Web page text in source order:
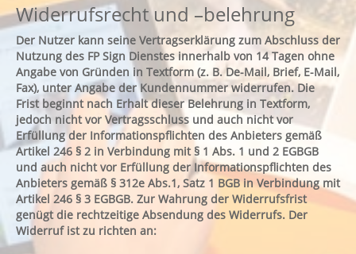
Widerrufsrecht und –belehrung
Der Nutzer kann seine Vertragserklärung zum Abschluss der
Nutzung des FP Sign Dienstes innerhalb von 14 Tagen ohne
Angabe von Gründen in Textform (z. B. De-Mail, Brief, E-Mail,
Fax), unter Angabe der Kundennummer widerrufen. Die
Frist beginnt nach Erhalt dieser Belehrung in Textform,
jedoch nicht vor Vertragsschluss und auch nicht vor
Erfüllung der Informationspflichten des Anbieters gemäß
Artikel 246 § 2 in Verbindung mit § 1 Abs. 1 und 2 EGBGB
und auch nicht vor Erfüllung der Informationspflichten des
Anbieters gemäß § 312e Abs.1, Satz 1 BGB in Verbindung mit
Artikel 246 § 3 EGBGB. Zur Wahrung der Widerrufsfrist
genügt die rechtzeitige Absendung des Widerrufs. Der
Widerruf ist zu richten an: